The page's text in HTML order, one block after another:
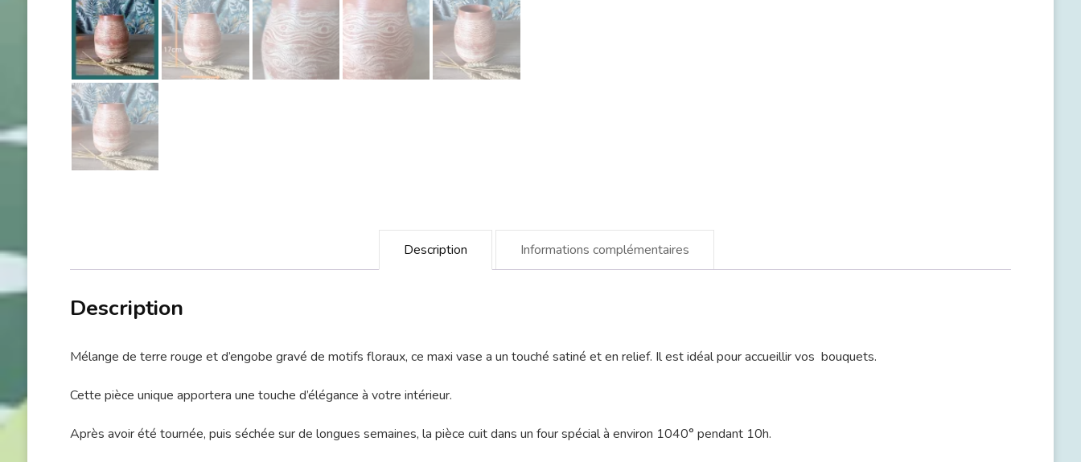
Description Informations complémentaires
Description
Mélange de terre rouge et d’engobe gravé de motifs floraux, ce maxi vase a un touché satiné et en relief. Il est idéal pour accueillir vos bouquets.
Cette pièce unique apportera une touche d’élégance à votre intérieur.
Après avoir été tournée, puis séchée sur de longues semaines, la pièce cuit dans un four spécial à environ 1040° pendant 10h.